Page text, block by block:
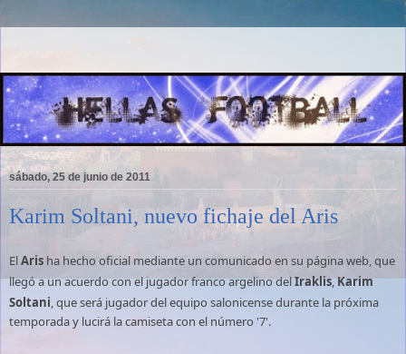
sábado, 25 de junio de 2011
Karim Soltani, nuevo fichaje del Aris
ElAris ha hecho oficial mediante un comunicado en su página web, que
llegó a un acuerdo con el jugador franco argelino delIraklis,Karim
Soltani , que será jugador del equipo salonicense durante la próxima
temporada y lucirá la camiseta con el número '7'.